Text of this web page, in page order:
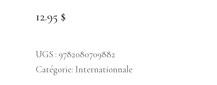
12.95 $
UGS : 9782080709882
Catégorie: Internationnale